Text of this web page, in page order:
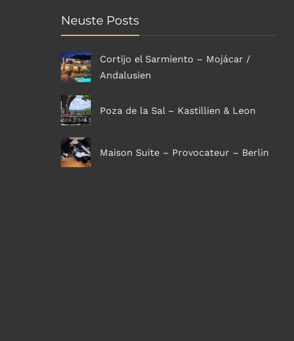
Neuste Posts
Cortijo el Sarmiento – Mojácar /
Andalusien
Poza de la Sal – Kastillien & Leon
Maison Suite – Provocateur – Berlin